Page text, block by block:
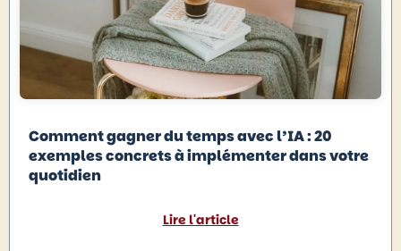
Comment gagner du temps avec l’IA : 20
exemples concrets à implémenter dans votre
quotidien
Lire l'article